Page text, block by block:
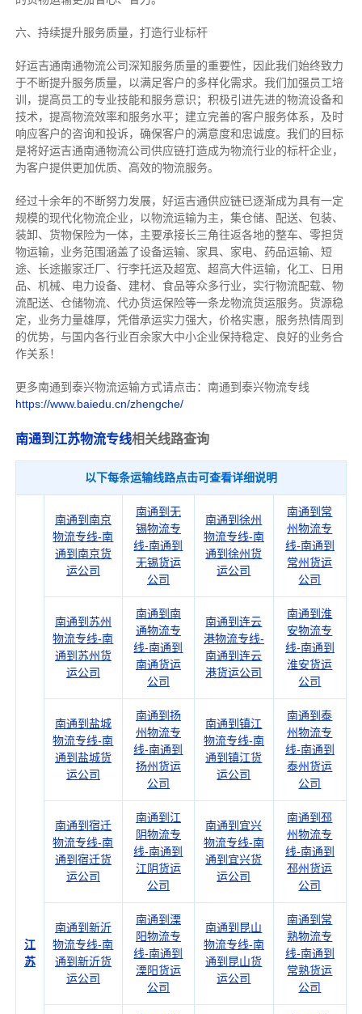
六、持续提升服务质量，打造行业标杆
好运吉通南通物流公司深知服务质量的重要性，因此我们始终致力
于不断提升服务质量，以满足客户的多样化需求。我们加强员工培
训，提高员工的专业技能和服务意识；积极引进先进的物流设备和
技术，提高物流效率和服务水平；建立完善的客户服务体系，及时
响应客户的咨询和投诉，确保客户的满意度和忠诚度。我们的目标
是将好运吉通南通物流公司供应链打造成为物流行业的标杆企业，
为客户提供更加优质、高效的物流服务。
经过十余年的不断努力发展，好运吉通供应链已逐渐成为具有一定
规模的现代化物流企业，以物流运输为主，集仓储、配送、包装、
装卸、货物保险为一体，主要承接长三角往返各地的整车、零担货
物运输，业务范围涵盖了设备运输、家具、家电、药品运输、短
途、长途搬家迁厂、行李托运及超宽、超高大件运输，化工、日用
品、机械、电力设备、建材、食品等众多行业，实行物流配载、物
流配送、仓储物流、代办货运保险等一条龙物流货运服务。货源稳
定，业务力量雄厚，凭借承运实力强大，价格实惠，服务热情周到
的优势，与国内各行业百余家大中小企业保持稳定、良好的业务合
作关系！
更多南通到泰兴物流运输方式请点击：南通到泰兴物流专线
https://www.baiedu.cn/zhengche/
南通到江苏物流专线相关线路查询
以下每条运输线路点击可查看详细说明
江
苏
南通到南京
物流专线-南
通到南京货
运公司
南通到无
锡物流专
线-南通到
无锡货运
公司
南通到徐州
物流专线-南
通到徐州货
运公司
南通到常
州物流专
线-南通到
常州货运
公司
南通到苏州
物流专线-南
通到苏州货
运公司
南通到南
通物流专
线-南通到
南通货运
公司
南通到连云
港物流专线-
南通到连云
港货运公司
南通到淮
安物流专
线-南通到
淮安货运
公司
南通到盐城
物流专线-南
通到盐城货
运公司
南通到扬
州物流专
线-南通到
扬州货运
公司
南通到镇江
物流专线-南
通到镇江货
运公司
南通到泰
州物流专
线-南通到
泰州货运
公司
南通到宿迁
物流专线-南
通到宿迁货
运公司
南通到江
阴物流专
线-南通到
江阴货运
公司
南通到宜兴
物流专线-南
通到宜兴货
运公司
南通到邳
州物流专
线-南通到
邳州货运
公司
南通到新沂
物流专线-南
通到新沂货
运公司
南通到溧
阳物流专
线-南通到
溧阳货运
公司
南通到昆山
物流专线-南
通到昆山货
运公司
南通到常
熟物流专
线-南通到
常熟货运
公司